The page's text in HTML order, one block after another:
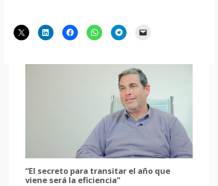
“El secreto para transitar el año que
viene será la eficiencia”